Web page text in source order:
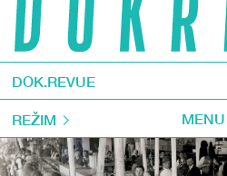
DOK.REVUE
REŽIM MENU